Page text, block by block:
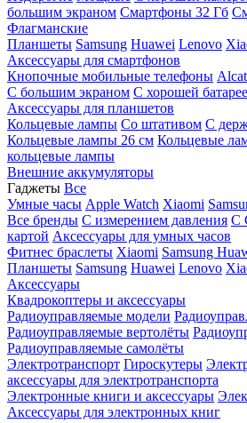
большим экраном Смартфоны 32 Гб
Флагманские
Планшеты Samsung Huawei Lenovo
Аксессуары для смартфонов
Кнопочные мобильные телефоны
С большим экраном С хорошей
Аксессуары для планшетов
Кольцевые лампы Со штативом C
Кольцевые лампы 26 см Кольцевые
кольцевые лампы
Внешние аккумуляторы
Гаджеты Все
Умные часы Apple Watch Xiaomi
Все бренды C измерением давления C
картой Аксессуары для умных часов
Фитнес браслеты Xiaomi Samsung
Планшеты Samsung Huawei Lenovo
Аксессуары
Квадрокоптеры и аксессуары
Радиоуправляемые модели
Радиоуправляемые вертолёты
Радиоуправляемые самолёты
Электротранспорт Гироскутеры
аксессуары для электротранспорта
Электронные книги и аксессуары
Аксессуары для электронных книг